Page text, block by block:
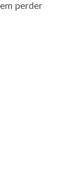
perder